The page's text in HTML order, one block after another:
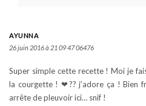
AYUNNA
26 juin 2016 à 21 09 47 06476
Super simple cette recette ! Moi je
la courgette ! ❤?? j’adore ça ! Bien
arrête de pleuvoir ici… snif !